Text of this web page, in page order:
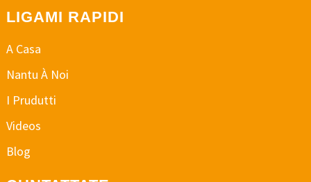
LIGAMI RAPIDI
A Casa
Nantu À Noi
I Prudutti
Videos
Blog